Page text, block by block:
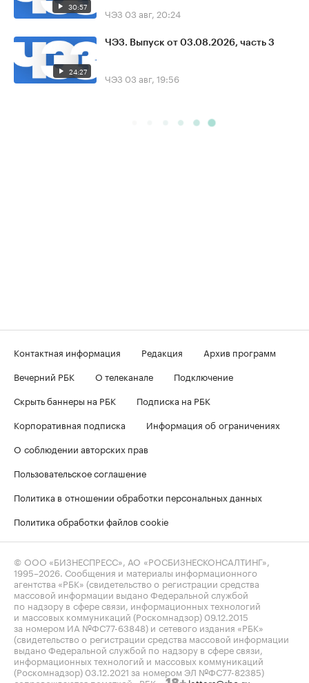
30:57 ЧЭЗ 03 авг, 20:24
24:27
ЧЭЗ. Выпуск от 03.08.2026, часть 3
ЧЭЗ 03 авг, 19:56
Контактная информация Редакция
Архив программ
Вечерний РБК
О телеканале
Подключение
Скрыть баннеры на РБК
Подписка на РБК
Корпоративная подписка
Информация об ограничениях
О соблюдении авторских прав
Пользовательское соглашение
Политика в отношении обработки персональных данных
Политика обработки файлов cookie
© ООО «БИЗНЕСПРЕСС», АО «РОСБИЗНЕСКОНСАЛТИНГ»,
1995–2026 . Сообщения и материалы информационного
агентства «РБК» (свидетельство о регистрации средства
массовой информации выдано Федеральной службой
по надзору в сфере связи, информационных технологий
и массовых коммуникаций (Роскомнадзор) 09.12.2015
за номером ИА №ФС77-63848) и сетевого издания «РБК»
(свидетельство о регистрации средства массовой информации
выдано Федеральной службой по надзору в сфере связи,
информационных технологий и массовых коммуникаций
(Роскомнадзор) 03.12.2021 за номером ЭЛ №ФС77-82385)